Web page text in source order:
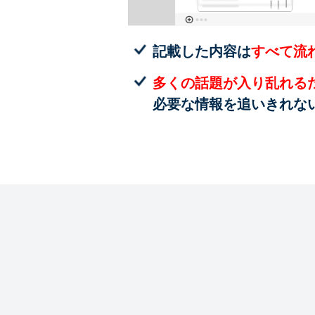
記載した内容はすべて流
多くの話題が入り乱れる
必要な情報を追いきれな